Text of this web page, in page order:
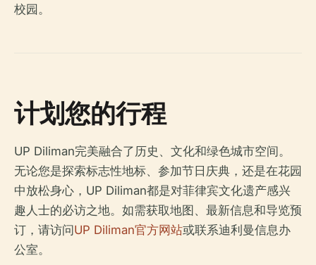
校园。
计划您的行程
UP Diliman完美融合了历史、文化和绿色城市空间。
无论您是探索标志性地标、参加节日庆典，还是在花园
中放松身心，UP Diliman都是对菲律宾文化遗产感兴
趣人士的必访之地。如需获取地图、最新信息和导览预
订，请访问UP Diliman官方网站或联系迪利曼信息办
公室。